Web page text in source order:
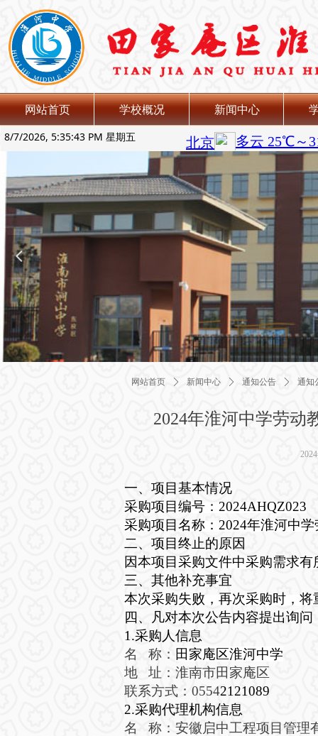
8/7/2026, 5:35:43 PM 星期五
网站首页 学校概况 新闻中心
넳
2024年淮河中学劳动
网站首页 ꄲ 新闻中心 ꄲ 通知公告 ꄲ 通知
一、项目基本情况
采购项目编号： 2024AHQZ023
采购项目名称： 2024年淮河中
二、项目终止的原因
因本项目采购文件中采购需求
三、其他补充事宜
本次采购失败，再次采购时，
四、凡对本次公告内容提出询
1.采购人信息
名
称： 田家庵区淮河中学
地
址： 淮南市田家庵区
联系方式： 05542121089
2.采购代理机构信息
名
称：安徽启中工程项目管理